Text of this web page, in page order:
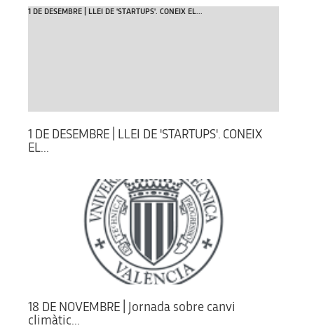
1 DE DESEMBRE | LLEI DE 'STARTUPS'. CONEIX EL...
1 DE DESEMBRE | LLEI DE 'STARTUPS'. CONEIX
EL...
18 DE NOVEMBRE | Jornada sobre canvi
climàtic...